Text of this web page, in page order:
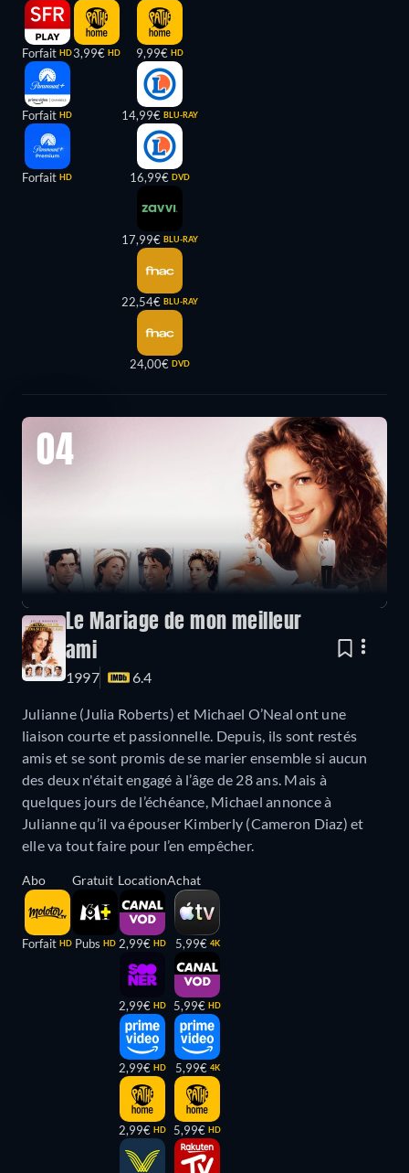
Forfait HD
Forfait HD
Forfait HD
3,99€ HD 9,99€ HD
14,99€ BLU-RAY
16,99€ DVD
17,99€ BLU-RAY
22,54€ BLU-RAY
24,00€ DVD
04
Le Mariage de mon meilleur
ami
1997 6.4
Julianne (Julia Roberts) et Michael O’Neal ont une
liaison courte et passionnelle. Depuis, ils sont restés
amis et se sont promis de se marier ensemble si aucun
des deux n'était engagé à l’âge de 28 ans. Mais à
quelques jours de l’échéance, Michael annonce à
Julianne qu’il va épouser Kimberly (Cameron Diaz) et
elle va tout faire pour l’en empêcher.
Abo
Forfait HD
Gratuit
Pubs HD
Location
2,99€ HD
2,99€ HD
2,99€ HD
2,99€ HD
Achat
5,99€ 4K
5,99€ HD
5,99€ 4K
5,99€ HD